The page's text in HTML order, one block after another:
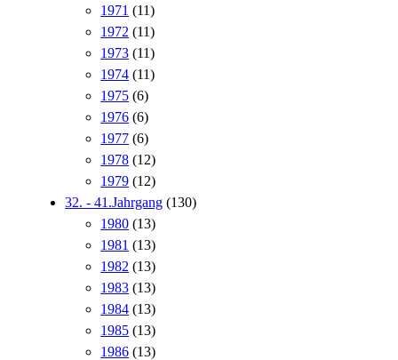
1971 (11)
1972 (11)
1973 (11)
1974 (11)
1975 (6)
1976 (6)
1977 (6)
1978 (12)
1979 (12)
32. - 41.Jahrgang (130)
1980 (13)
1981 (13)
1982 (13)
1983 (13)
1984 (13)
1985 (13)
1986 (13)